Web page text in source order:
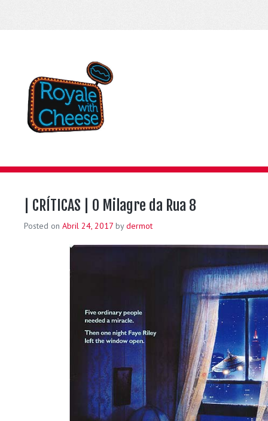
| CRÍTICAS | O Milagre da Rua 8
Posted on Abril 24, 2017 bydermot